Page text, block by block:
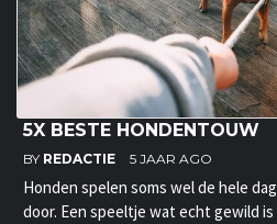
5X BESTE HONDENTOUW
BY REDACTIE 5 JAAR AGO
Honden spelen soms wel de hele dag
door. Een speeltje wat echt gewild is